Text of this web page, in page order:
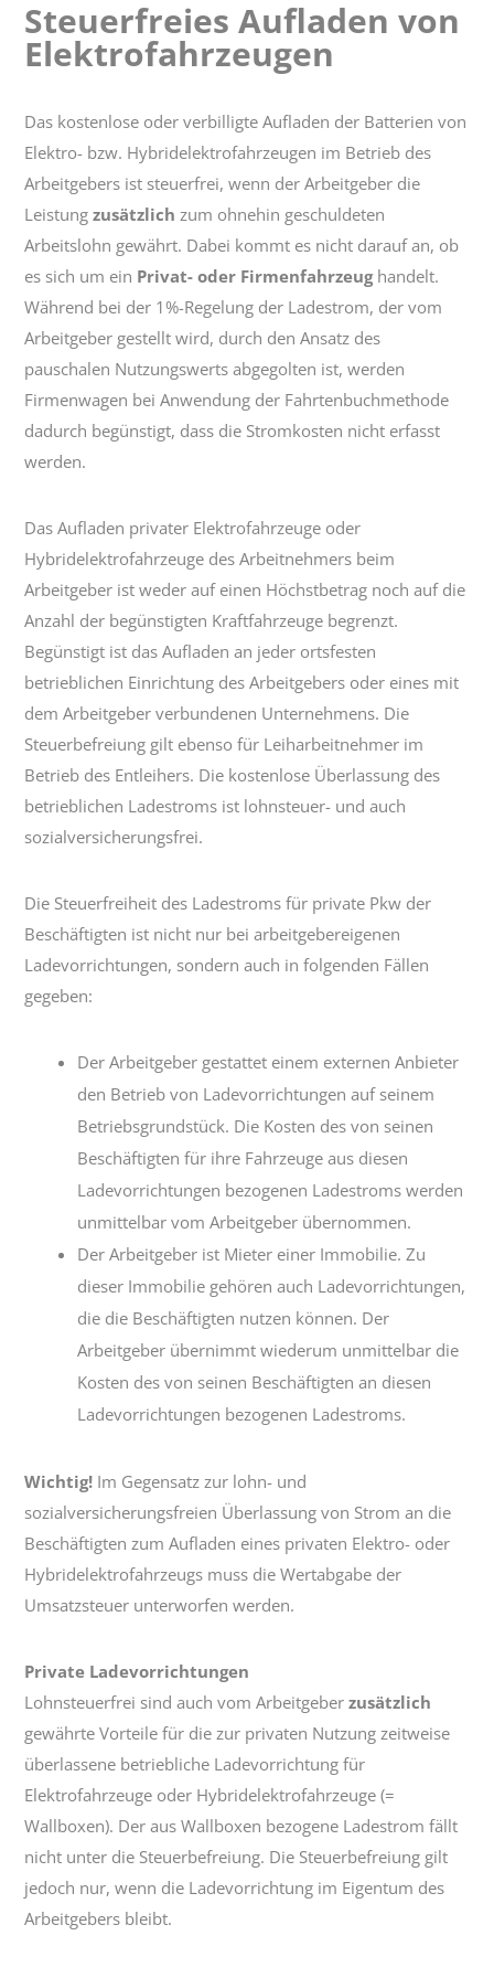
Steuerfreies
von
Steuerfreies Aufladen von
Elektrofahrzeugen
Das kostenlose oder verbilligte Aufladen der Batterien von
Elektro- bzw. Hybridelektrofahrzeugen im Betrieb des
Arbeitgebers ist steuerfrei, wenn der Arbeitgeber die
Leistungzusätzlich zum ohnehin geschuldeten
Arbeitslohn gewährt. Dabei kommt es nicht darauf an, ob
es sich um ein Privat- oder Firmenfahrzeughandelt.
Während bei der 1%-Regelung der Ladestrom, der vom
Arbeitgeber gestellt wird, durch den Ansatz des
pauschalen Nutzungswerts abgegolten ist, werden
Firmenwagen bei Anwendung der Fahrtenbuchmethode
dadurch begünstigt, dass die Stromkosten nicht erfasst
werden.
Das Aufladen privater Elektrofahrzeuge oder
Hybridelektrofahrzeuge des Arbeitnehmers beim
Arbeitgeber ist weder auf einen Höchstbetrag noch auf die
Anzahl der begünstigten Kraftfahrzeuge begrenzt.
Begünstigt ist das Aufladen an jeder ortsfesten
betrieblichen Einrichtung des Arbeitgebers oder eines mit
dem Arbeitgeber verbundenen Unternehmens. Die
Steuerbefreiung gilt ebenso für Leiharbeitnehmer im
Betrieb des Entleihers. Die kostenlose Überlassung des
betrieblichen Ladestroms ist lohnsteuer- und auch
sozialversicherungsfrei.
Die Steuerfreiheit des Ladestroms für private Pkw der
Beschäftigten ist nicht nur bei arbeitgebereigenen
Ladevorrichtungen, sondern auch in folgenden Fällen
gegeben:
Der Arbeitgeber gestattet einem externen Anbieter
den Betrieb von Ladevorrichtungen auf seinem
Betriebsgrundstück. Die Kosten des von seinen
Beschäftigten für ihre Fahrzeuge aus diesen
Ladevorrichtungen bezogenen Ladestroms werden
unmittelbar vom Arbeitgeber übernommen.
Der Arbeitgeber ist Mieter einer Immobilie. Zu
dieser Immobilie gehören auch Ladevorrichtungen,
die die Beschäftigten nutzen können. Der
Arbeitgeber übernimmt wiederum unmittelbar die
Kosten des von seinen Beschäftigten an diesen
Ladevorrichtungen bezogenen Ladestroms.
Wichtig! Im Gegensatz zur lohn- und
sozialversicherungsfreien Überlassung von Strom an die
Beschäftigten zum Aufladen eines privaten Elektro- oder
Hybridelektrofahrzeugs muss die Wertabgabe der
Umsatzsteuer unterworfen werden.
Private Ladevorrichtungen
Lohnsteuerfrei sind auch vom Arbeitgeberzusätzlich
gewährte Vorteile für die zur privaten Nutzung zeitweise
überlassene betriebliche Ladevorrichtung für
Elektrofahrzeuge oder Hybridelektrofahrzeuge (=
Wallboxen). Der aus Wallboxen bezogene Ladestrom fällt
nicht unter die Steuerbefreiung. Die Steuerbefreiung gilt
jedoch nur, wenn die Ladevorrichtung im Eigentum des
Arbeitgebers bleibt.